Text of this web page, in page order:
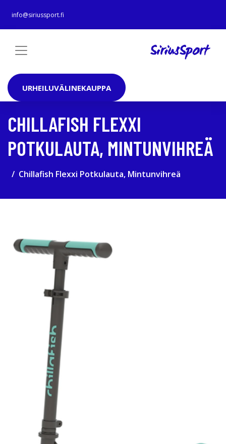
info@siriussport.fi
URHEILUVÄLINEKAUPPA
CHILLAFISH FLEXXI
POTKULAUTA, MINTUNVIHREÄ
Chillafish Flexxi Potkulauta, Mintunvihreä